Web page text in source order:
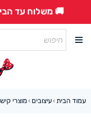
🚚 משלוח עד הבית
עמוד הבית ›עיצובים › מוצרי